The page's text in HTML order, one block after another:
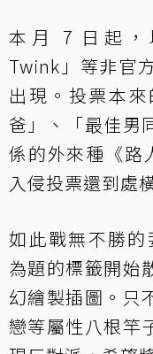
本月 7 日起，
Twink」等非官
出現。投票本
爸」、「最佳男
係的外來種《路
入侵投票還到處
如此戰無不勝的
為題的標籤開始
幻繪製插圖。只
戀等屬性八根竿